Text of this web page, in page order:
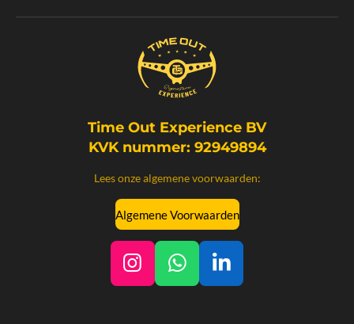
Time Out Experience BV
KVK nummer: 92949894
Lees onze algemene voorwaarden:
Algemene Voorwaarden
I
W
L